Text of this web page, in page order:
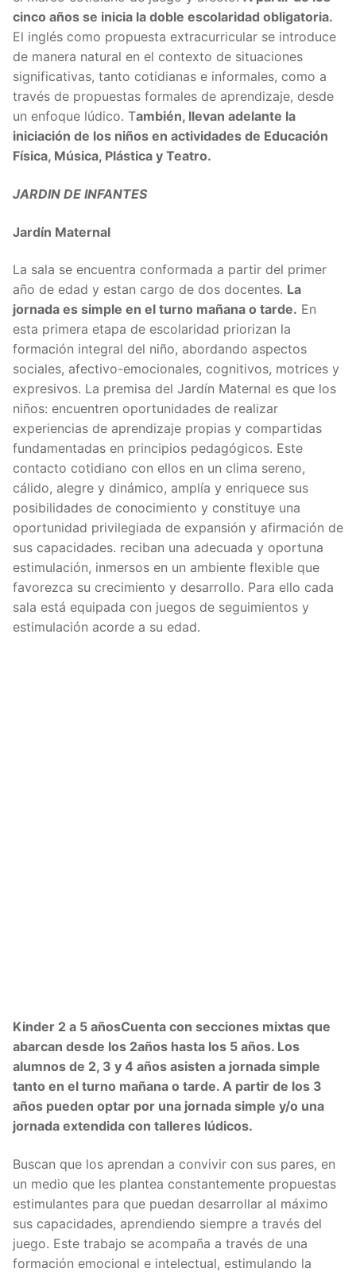
cinco años se inicia la doble escolaridad obligatoria.
El inglés como propuesta extracurricular se introduce
de manera natural en el contexto de situaciones
significativas, tanto cotidianas e informales, como a
través de propuestas formales de aprendizaje, desde
un enfoque lúdico. También, llevan adelante la
iniciación de los niños en actividades de Educación
Física, Música, Plástica y Teatro.
JARDIN DE INFANTES
Jardín Maternal
La sala se encuentra conformada a partir del primer
año de edad y estan cargo de dos docentes. La
jornada es simple en el turno mañana o tarde. En
esta primera etapa de escolaridad priorizan la
formación integral del niño, abordando aspectos
sociales, afectivo-emocionales, cognitivos, motrices y
expresivos. La premisa del Jardín Maternal es que los
niños: encuentren oportunidades de realizar
experiencias de aprendizaje propias y compartidas
fundamentadas en principios pedagógicos. Este
contacto cotidiano con ellos en un clima sereno,
cálido, alegre y dinámico, amplía y enriquece sus
posibilidades de conocimiento y constituye una
oportunidad privilegiada de expansión y afirmación de
sus capacidades. reciban una adecuada y oportuna
estimulación, inmersos en un ambiente flexible que
favorezca su crecimiento y desarrollo. Para ello cada
sala está equipada con juegos de seguimientos y
estimulación acorde a su edad.
Kinder 2 a 5 añosCuenta con secciones mixtas que
abarcan desde los 2años hasta los 5 años. Los
alumnos de 2, 3 y 4 años asisten a jornada simple
tanto en el turno mañana o tarde. A partir de los 3
años pueden optar por una jornada simple y/o una
jornada extendida con talleres lúdicos.
Buscan que los aprendan a convivir con sus pares, en
un medio que les plantea constantemente propuestas
estimulantes para que puedan desarrollar al máximo
sus capacidades, aprendiendo siempre a través del
juego. Este trabajo se acompaña a través de una
formación emocional e intelectual, estimulando la